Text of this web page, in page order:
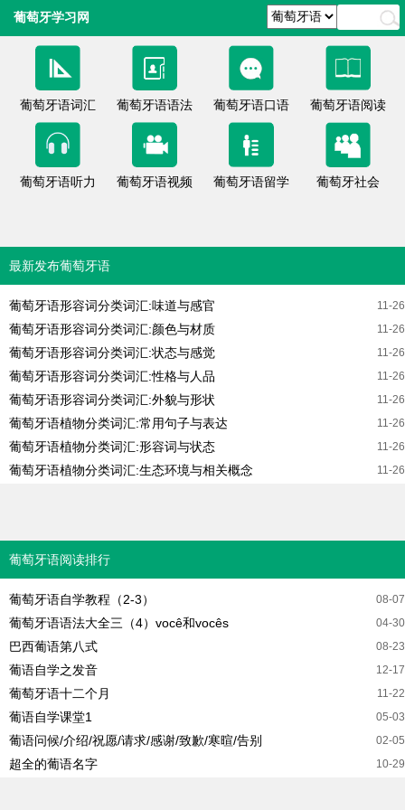
葡萄牙学习网
葡萄牙语词汇 葡萄牙语语法 葡萄牙语口语 葡萄牙语阅读
葡萄牙语听力 葡萄牙语视频 葡萄牙语留学 葡萄牙社会
最新发布葡萄牙语
11-26
葡萄牙语形容词分类词汇:味道与感官
11-26
葡萄牙语形容词分类词汇:颜色与材质
11-26
葡萄牙语形容词分类词汇:状态与感觉
11-26
葡萄牙语形容词分类词汇:性格与人品
11-26
葡萄牙语形容词分类词汇:外貌与形状
11-26
葡萄牙语植物分类词汇:常用句子与表达
11-26
葡萄牙语植物分类词汇:形容词与状态
11-26
葡萄牙语植物分类词汇:生态环境与相关概念
葡萄牙语阅读排行
08-07
葡萄牙语自学教程（2-3）
04-30
葡萄牙语语法大全三（4）você和vocês
08-23
巴西葡语第八式
12-17
葡语自学之发音
11-22
葡萄牙语十二个月
05-03
葡语自学课堂1
02-05
葡语问候/介绍/祝愿/请求/感谢/致歉/寒暄/告别
10-29
超全的葡语名字